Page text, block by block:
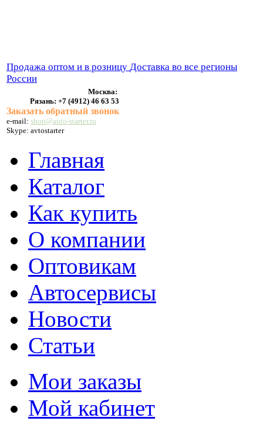
Продажа оптом и в розницу Доставка во все регионы
России
Москва:
Рязань: +7 (4912) 46 63 53
Заказать обратный звонок
e-mail: shop@auto-starter.ru
Skype: avtostarter
Главная
Каталог
Как купить
О компании
Оптовикам
Автосервисы
Новости
Статьи
Мои заказы
Мой кабинет